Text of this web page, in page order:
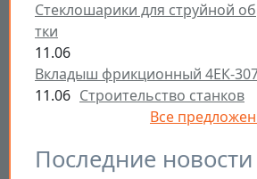
Стеклошарики для струйной
тки
11.06
Вкладыш фрикционный 4ЕК-
11.06 Строительство станков
Все
Последние новости